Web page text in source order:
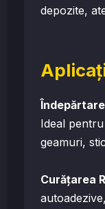
depozite,
Ideal
geamuri,
Curățarea